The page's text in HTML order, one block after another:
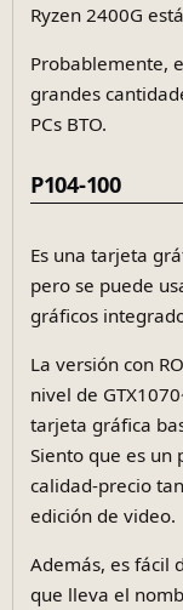
Ryzen 2400G
Probablemente,
grandes
PCs BTO.
P104-100
Es una tarjeta
pero se puede
gráficos
La versión con
nivel de
tarjeta gráfica
Siento que es un
calidad-precio
edición de video.
Además, es fácil
que lleva el